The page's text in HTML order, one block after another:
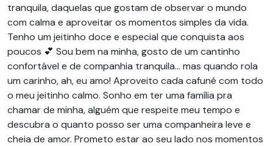
tranquila, daquelas que gostam de observar o mundo
com calma e aproveitar os momentos simples da vida.
Tenho um jeitinho doce e especial que conquista aos
poucos 💕 Sou bem na minha, gosto de um cantinho
confortável e de companhia tranquila… mas quando rola
um carinho, ah, eu amo! Aproveito cada cafuné com todo
o meu jeitinho calmo. Sonho em ter uma família pra
chamar de minha, alguém que respeite meu tempo e
descubra o quanto posso ser uma companheira leve e
cheia de amor. Prometo estar ao seu lado nos momentos